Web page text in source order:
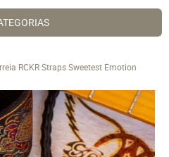
RCKR Straps Sweetest Emotion